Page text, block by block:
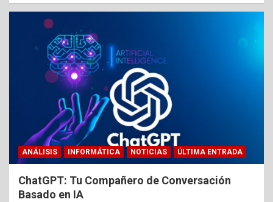
ANÁLISIS INFORMÁTICA NOTICIAS ÚLTIMA ENTRADA
ChatGPT: Tu Compañero de Conversación
Basado en IA